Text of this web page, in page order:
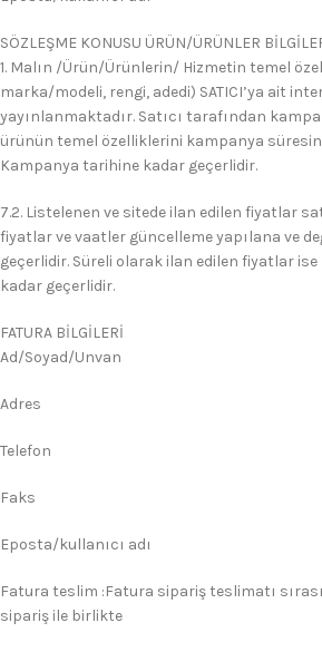
SÖZLEŞME KONUSU ÜRÜN/ÜRÜNLER
1. Malın /Ürün/Ürünlerin/ Hizmetin temel
marka/modeli, rengi, adedi) SATICI’ya ait
yayınlanmaktadır. Satıcı tarafından
ürünün temel özelliklerini kampanya
Kampanya tarihine kadar geçerlidir.
7.2. Listelenen ve sitede ilan edilen fiyatlar
fiyatlar ve vaatler güncelleme yapılana ve
geçerlidir. Süreli olarak ilan edilen fiyatlar
kadar geçerlidir.
FATURA BİLGİLERİ
Ad/Soyad/Unvan
Adres
Telefon
Faks
Eposta/kullanıcı adı
Fatura teslim :Fatura sipariş teslimatı
sipariş ile birlikte